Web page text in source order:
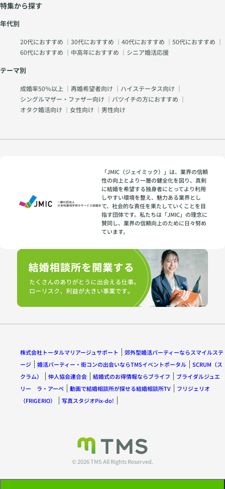
特集から探す
年代別
20代におすすめ ｜ 30代におすすめ ｜ 40代におすすめ ｜ 50代におすすめ ｜
60代におすすめ ｜ 中高年におすすめ ｜ シニア婚活応援
テーマ別
成婚率50％以上 ｜ 再婚希望者向け ｜ ハイステータス向け ｜
シングルマザー・ファザー向け ｜ バツイチの方におすすめ ｜
オタク婚活向け ｜ 女性向け ｜ 男性向け
「JMIC（ジェイミック）」は、業界の信頼
性の向上とより一層の健全化を図り、真剣
に結婚を希望する独身者にとってより利用
しやすい環境を整え、魅力ある業界とし
て、社会的な責任を果たしていくことを目
指す団体です。私たちは「JMIC」の理念に
賛同し、業界の信頼向上のために日々努め
ています。
株式会社トータルマリアージュサポート
郊外型婚活パーティーならスマイルステ
ージ
婚活パーティー・街コンの出会いならTMSイベントポータル
SCRUM（ス
クラム）
仲人協会連合会 結婚式のお得情報ならブライフ
ブライダルジュエ
リー ラ・アーペ
動画で結婚相談所が探せる結婚相談所TV
フリジェリオ
（FRIGERIO）
写真スタジオPix-do!
© 2026 TMS All Rights Reserved.